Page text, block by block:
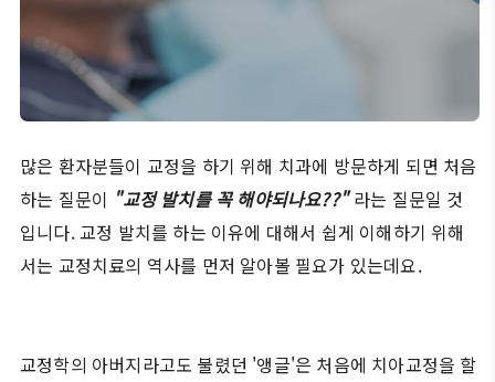
많은 환자분들이 교정을 하기 위해 치과에 방문하게 되면 처음
하는 질문이 "교정 발치를 꼭 해야되나요??" 라는 질문일 것
입니다. 교정 발치를 하는 이유에 대해서 쉽게 이해하기 위해
서는 교정치료의 역사를 먼저 알아볼 필요가 있는데요.
교정학의 아버지라고도 불렸던 '앵글'은 처음에 치아교정을 할